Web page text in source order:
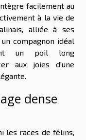
facilement au
à la vie de
alliée à ses
compagnon idéal
un poil long
aux joies d'une
dense
les races de félins,